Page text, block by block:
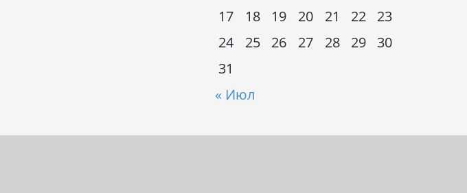
« Июл
17
18 19 20 21 22
23
24
25 26 27 28 29
30
31